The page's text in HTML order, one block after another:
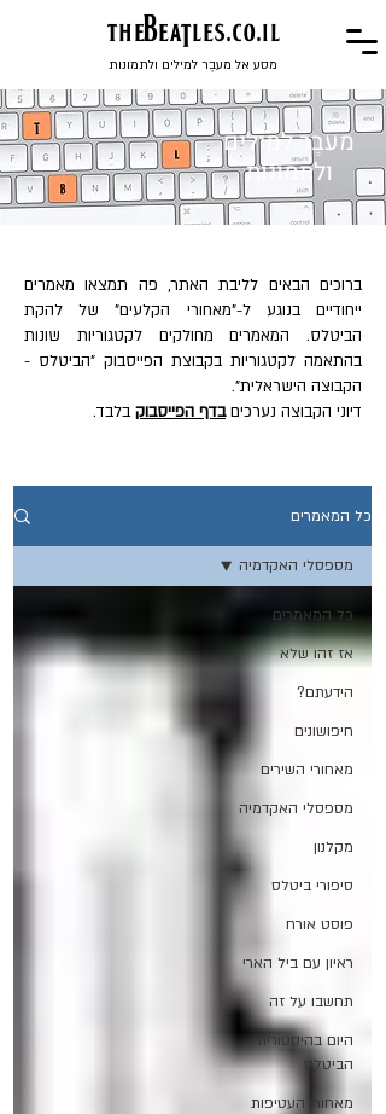
theBeaTles.co.il
מסע אל מעבֶר למילים ולתמונות
מעבֶר למילים
ולתמונות
ברוכים הבאים לליבת האתר, פה תמצאו מאמרים
ייחודיים בנוגע ל-"מאחורי הקלעים" של להקת
הביטלס. המאמרים מחולקים לקטגוריות שונות
בהתאמה לקטגוריות בקבוצת הפייסבוק "הביטלס -
הקבוצה הישראלית".
דיוני הקבוצה נערכיםבדף הפייסבוק בלבד.
כל המאמרים
כל המאמרים
אז זהו שלא
הידעתם?
חיפושונים
מאחורי השירים
מספסלי האקדמיה
מקלנון
סיפורי ביטלס
פוסט אורח
ראיון עם ביל הארי
תחשבו על זה
היום בהיסטורית
הביטלס
מאחורי העטיפות
מספסלי האקדמיה